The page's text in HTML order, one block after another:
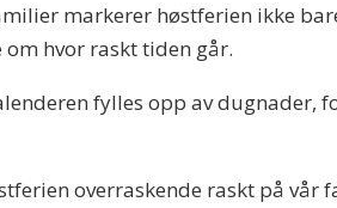
markerer høstferien ikke
om hvor raskt tiden går.
fylles opp av dugnader,
overraskende raskt på vår